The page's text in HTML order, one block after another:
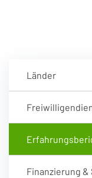
Länder
Finanzierung